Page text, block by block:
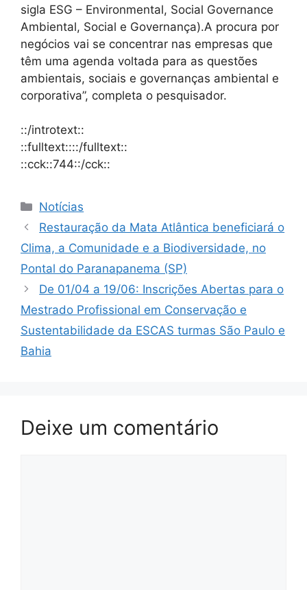
sigla ESG – Environmental, Social Governance
Ambiental, Social e Governança).A procura por
negócios vai se concentrar nas empresas que
têm uma agenda voltada para as questões
ambientais, sociais e governanças ambiental e
corporativa”, completa o pesquisador.
::/introtext::
::fulltext::::/fulltext::
::cck::744::/cck::
Notícias
Restauração da Mata Atlântica beneficiará o
Clima, a Comunidade e a Biodiversidade, no
Pontal do Paranapanema (SP)
De 01/04 a 19/06: Inscrições Abertas para o
Mestrado Profissional em Conservação e
Sustentabilidade da ESCAS turmas São Paulo e
Bahia
Deixe um comentário